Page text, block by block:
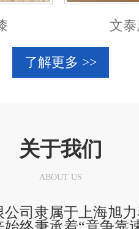
文
了解更多 >>
关于我们
ABOUT US
司隶属于上海旭